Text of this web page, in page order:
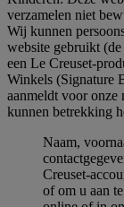
verzamelen niet
Wij kunnen
website gebruikt
een Le Creuset-
Winkels (Signature
aanmeldt voor onze
kunnen betrekking
Naam,
Creuset-
of om u aan